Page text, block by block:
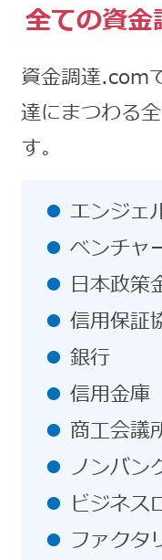
全ての資
資金調達.com
達にまつわる
す。
エンジェ
ベンチャ
日本政策
信用保証
銀行
信用金庫
商工会議
ノンバン
ビジネス
ファクタ